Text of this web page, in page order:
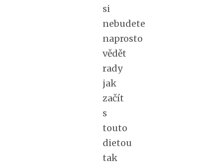
si
nebudete
naprosto
vědět
rady
jak
začít
s
touto
dietou
tak